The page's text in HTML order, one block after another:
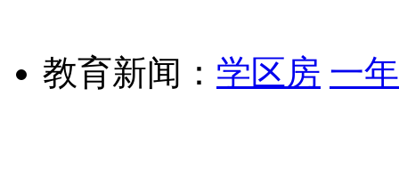
教育新闻： 学区房 一